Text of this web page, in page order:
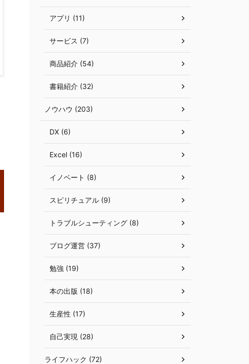
アプリ (11)
サービス (7)
商品紹介 (54)
書籍紹介 (32)
ノウハウ (203)
DX (6)
Excel (16)
イノベート (8)
スピリチュアル (9)
トラブルシューティング (8)
ブログ運営 (37)
勉強 (19)
本の出版 (18)
生産性 (17)
自己実現 (28)
ライフハック (72)